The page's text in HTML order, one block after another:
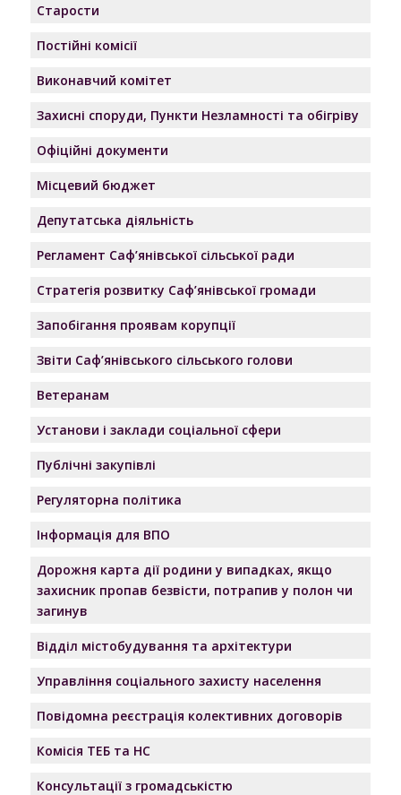
Старости
Постійні комісії
Виконавчий комітет
Захисні споруди, Пункти Незламності та обігріву
Офіційні документи
Місцевий бюджет
Депутатська діяльність
Регламент Саф’янівської сільської ради
Стратегія розвитку Саф’янівської громади
Запобігання проявам корупції
Звіти Саф’янівського сільського голови
Ветеранам
Установи і заклади соціальної сфери
Публічні закупівлі
Регуляторна політика
Інформація для ВПО
Дорожня карта дії родини у випадках, якщо
захисник пропав безвісти, потрапив у полон чи
загинув
Відділ містобудування та архітектури
Управління соціального захисту населення
Повідомна реєстрація колективних договорів
Комісія ТЕБ та НС
Консультації з громадськістю